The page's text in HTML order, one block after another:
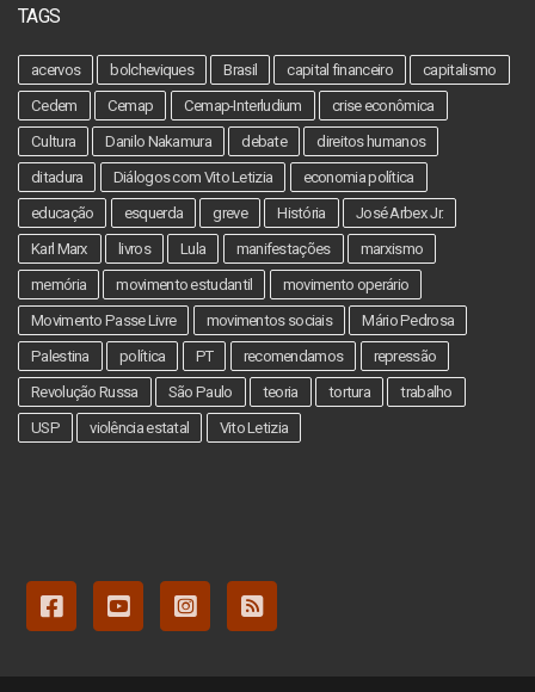
TAGS
acervos bolcheviques Brasil capital financeiro
capitalismo
Cedem
Cemap Cemap-Interludium
crise econômica
Cultura
Danilo Nakamura debate
direitos humanos
ditadura
Diálogos com Vito Letizia
economia política
educação
esquerda greve História
José Arbex Jr.
Karl Marx
livros Lula manifestações
marxismo
memória
movimento estudantil
movimento operário
Movimento Passe Livre
movimentos sociais
Mário Pedrosa
Palestina
política PT recomendamos
repressão
Revolução Russa
São Paulo teoria tortura
trabalho
USP
violência estatal Vito Letizia